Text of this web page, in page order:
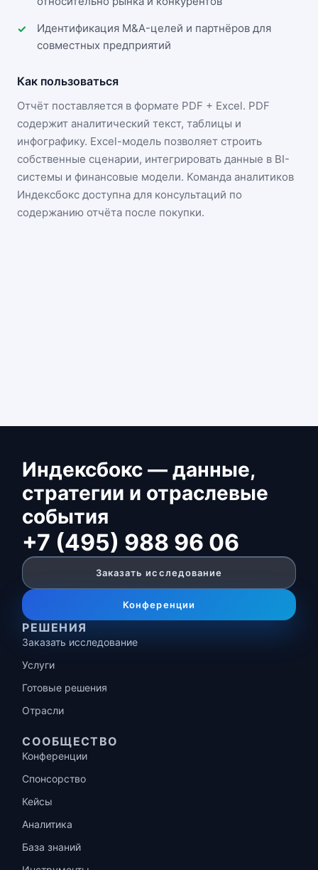
Идентификация M&A-целей и партнёров для
совместных предприятий
Как пользоваться
Отчёт поставляется в формате PDF + Excel. PDF
содержит аналитический текст, таблицы и
инфографику. Excel-модель позволяет строить
собственные сценарии, интегрировать данные в BI-
системы и финансовые модели. Команда аналитиков
Индексбокс доступна для консультаций по
содержанию отчёта после покупки.
Индексбокс — данные,
стратегии и отраслевые
события
+7 (495) 988 96 06
Заказать исследование
Конференции
РЕШЕНИЯ
Заказать исследование
Услуги
Готовые решения
Отрасли
СООБЩЕСТВО
Конференции
Спонсорство
Кейсы
Аналитика
База знаний